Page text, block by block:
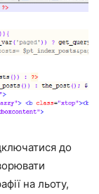
до
на льоту,